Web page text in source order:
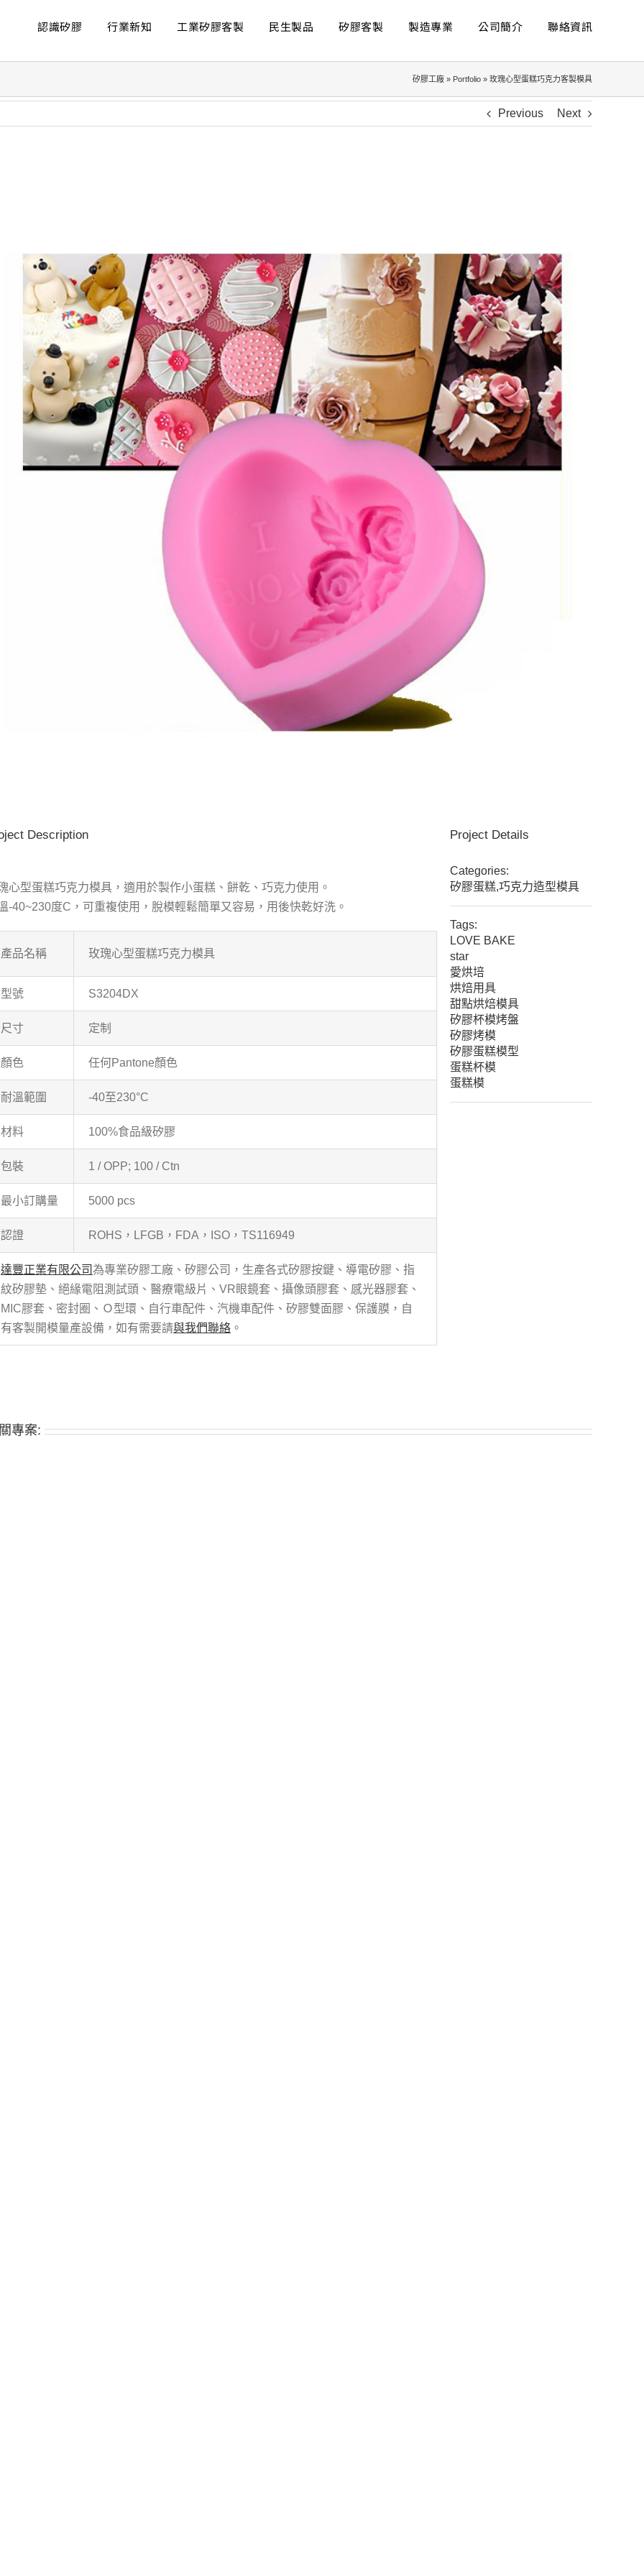
認識矽膠 行業新知 工業矽膠客製 民生製品 矽膠客製 製造專業 公司簡介 聯絡資訊
矽膠工廠 » Portfolio » 玫瑰心型蛋糕巧克力客製模具
Previous Next
Description
心型蛋糕巧克力模具，適用於製作小蛋糕、餅乾、巧克力使用。
-40~230度C，可重複使用，脫模輕鬆簡單又容易，用後快乾好洗。
產品名稱 玫瑰心型蛋糕巧克力模具
型號 S3204DX
尺寸 定制
顏色 任何Pantone顏色
耐溫範圍 -40至230°C
材料 100%食品級矽膠
包裝 1 / OPP; 100 / Ctn
最小訂購量 5000 pcs
認證 ROHS，LFGB，FDA，ISO，TS116949
達豐正業有限公司為專業矽膠工廠、矽膠公司，生產各式矽膠按鍵、導電矽膠、指
紋矽膠墊、絕緣電阻測試頭、醫療電級片、VR眼鏡套、攝像頭膠套、感光器膠套、
MIC膠套、密封圈、Ｏ型環、自行車配件、汽機車配件、矽膠雙面膠、保護膜，自
有客製開模量產設備，如有需要請與我們聯絡 。
Project Details
Categories:
矽膠蛋糕,巧克力造型模具
Tags:
LOVE BAKE
star
愛烘培
烘焙用具
甜點烘焙模具
矽膠杯模烤盤
矽膠烤模
矽膠蛋糕模型
蛋糕杯模
蛋糕模
專案: